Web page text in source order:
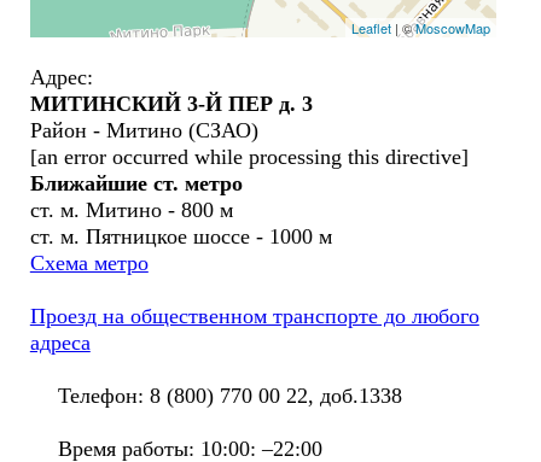
Leaflet| ©MoscowMap
Адрес:
МИТИНСКИЙ 3-Й ПЕР д. 3
Район - Митино (СЗАО)
[an error occurred while processing this directive]
Ближайшие ст. метро
ст. м. Митино - 800 м
ст. м. Пятницкое шоссе - 1000 м
Схема метро
Проезд на общественном транспорте до любого
адреса
Телефон: 8 (800) 770 00 22, доб.1338
Время работы: 10:00: –22:00